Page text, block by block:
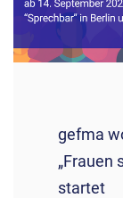
gefma
„Frauen
startet